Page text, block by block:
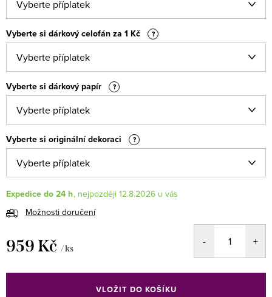
Vyberte si dárkový celofán za 1 Kč ?
Vyberte si dárkový papír ?
Vyberte si originální dekoraci ?
Expedice do 24 h
12.8.2026
Možnosti doručení
959 Kč / ks
cena:
VLOŽIT DO KOŠÍKU